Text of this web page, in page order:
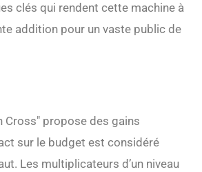
clés qui rendent cette machine à
addition pour un vaste public de
Cross" propose des gains
sur le budget est considéré
Les multiplicateurs d’un niveau